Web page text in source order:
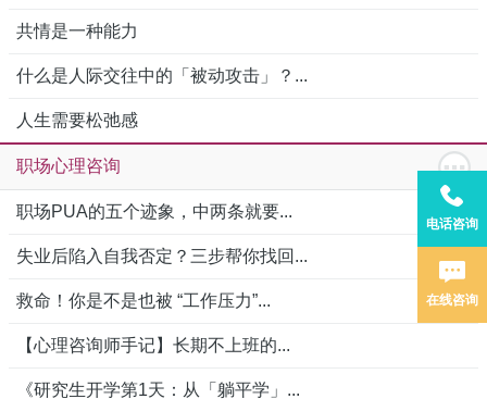
共情是一种能力
什么是人际交往中的「被动攻击」？...
人生需要松弛感
职场心理咨询
职场PUA的五个迹象，中两条就要...
失业后陷入自我否定？三步帮你找回...
救命！你是不是也被 “工作压力”...
【心理咨询师手记】长期不上班的...
《研究生开学第1天：从「躺平学」...
电话咨询
在线咨询